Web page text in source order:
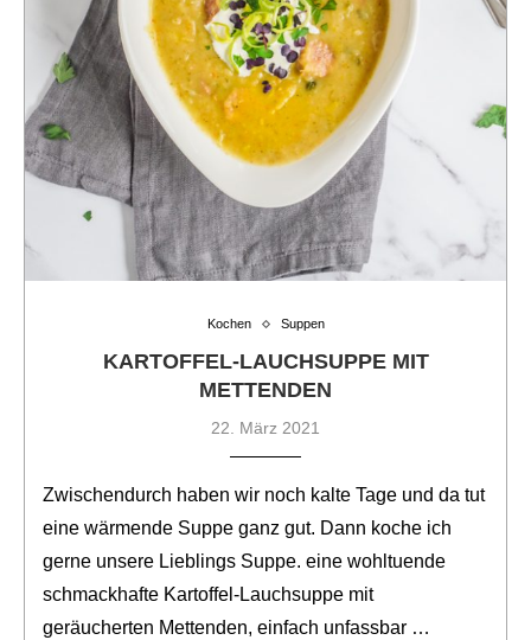
Kochen Suppen
KARTOFFEL-LAUCHSUPPE MIT
METTENDEN
22. März 2021
Zwischendurch haben wir noch kalte Tage und da tut
eine wärmende Suppe ganz gut. Dann koche ich
gerne unsere Lieblings Suppe. eine wohltuende
schmackhafte Kartoffel-Lauchsuppe mit
geräucherten Mettenden, einfach unfassbar …